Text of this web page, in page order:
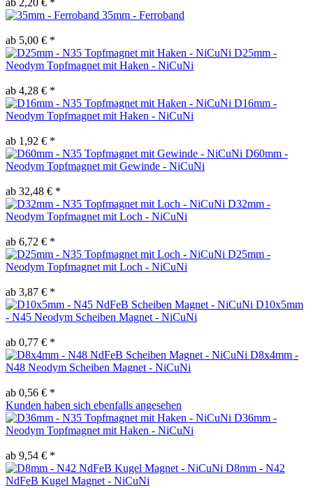
35mm - Ferroband
ab 5,00 € *
D25mm -
Neodym Topfmagnet mit Haken - NiCuNi
ab 4,28 € *
D16mm -
Neodym Topfmagnet mit Haken - NiCuNi
ab 1,92 € *
D60mm -
Neodym Topfmagnet mit Gewinde - NiCuNi
ab 32,48 € *
D32mm -
Neodym Topfmagnet mit Loch - NiCuNi
ab 6,72 € *
D25mm -
Neodym Topfmagnet mit Loch - NiCuNi
ab 3,87 € *
D10x5mm
- N45 Neodym Scheiben Magnet - NiCuNi
ab 0,77 € *
D8x4mm -
N48 Neodym Scheiben Magnet - NiCuNi
ab 0,56 € *
Kunden haben sich ebenfalls angesehen
D36mm -
Neodym Topfmagnet mit Haken - NiCuNi
ab 9,54 € *
D8mm - N42
NdFeB Kugel Magnet - NiCuNi